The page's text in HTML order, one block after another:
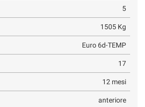
5
1505 Kg
Euro 6d-TEMP
17
12 mesi
anteriore